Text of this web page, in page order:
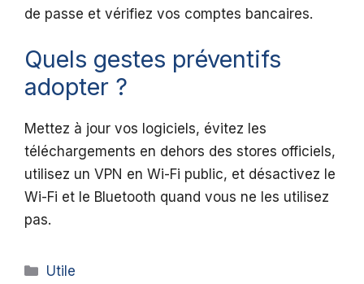
de passe et vérifiez vos comptes bancaires.
Quels gestes préventifs
adopter ?
Mettez à jour vos logiciels, évitez les
téléchargements en dehors des stores officiels,
utilisez un VPN en Wi-Fi public, et désactivez le
Wi-Fi et le Bluetooth quand vous ne les utilisez
pas.
Catégories
Utile